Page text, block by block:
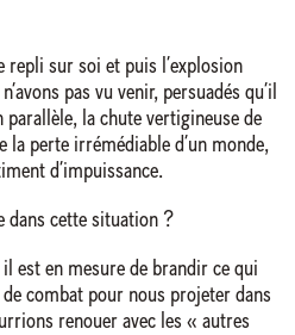
repli sur soi et puis l’explosion
pas vu venir, persuadés qu’il
parallèle, la chute vertigineuse de
la perte irrémédiable d’un monde,
d’impuissance.
dans cette situation ?
est en mesure de brandir ce qui
combat pour nous projeter dans
renouer avec les « autres